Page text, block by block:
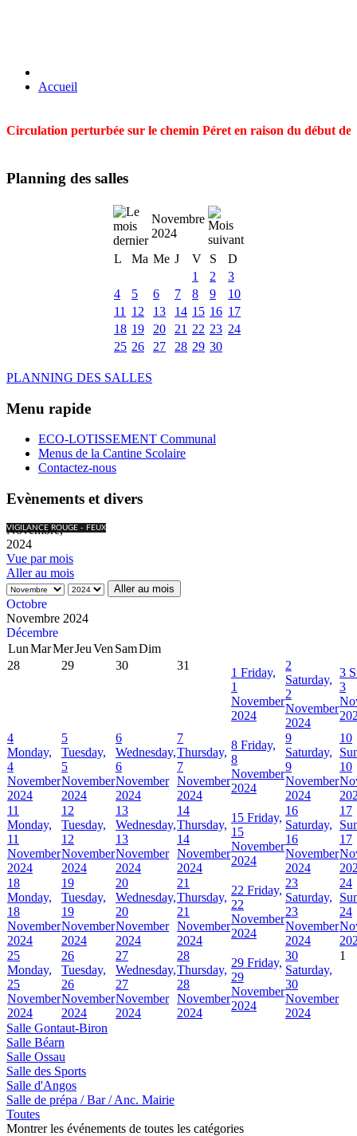
Accueil
Circulation perturbée sur le chemin Péret en raison du début
Planning des salles
Novembre
2024
L
Ma Me J V S
D
1
2
3
4
5 6 7 8 9
10
11
12 13 14 15 16 17
18 19 20 21 22 23 24
25 26 27 28 29 30
PLANNING DES SALLES
Menu rapide
ECO-LOTISSEMENT Communal
Menus de la Cantine Scolaire
Contactez-nous
Evènements et divers
VIGILANCE ROUGE - FEUX
Novembre,
2024
Vue par mois
Aller au mois
Aller au mois
Octobre
Novembre 2024
Décembre
LunMarMerJeuVen SamDim
28
29 30 31
1 Friday,
1
November
2024
2
Saturday,
2
November
2024
3
3
4
Monday,
4
November
2024
5
Tuesday,
5
November
2024
6
Wednesday,
6
November
2024
7
Thursday,
7
November
2024
8 Friday,
8
November
2024
9
Saturday,
9
November
2024
10
10
11
Monday,
11
November
2024
12
Tuesday,
12
November
2024
13
Wednesday,
13
November
2024
14
Thursday,
14
November
2024
15 Friday,
15
November
2024
16
Saturday,
16
November
2024
17
17
18
Monday,
18
November
2024
19
Tuesday,
19
November
2024
20
Wednesday,
20
November
2024
21
Thursday,
21
November
2024
22 Friday,
22
November
2024
23
Saturday,
23
November
2024
24
24
25
Monday,
25
November
2024
26
Tuesday,
26
November
2024
27
Wednesday,
27
November
2024
28
Thursday,
28
November
2024
29 Friday,
29
November
2024
30
Saturday,
30
November
2024
1
Salle Gontaut-Biron
Salle Béarn
Salle Ossau
Salle des Sports
Salle d'Angos
Salle de prépa / Bar / Anc. Mairie
Toutes
Montrer les événements de toutes les catégories